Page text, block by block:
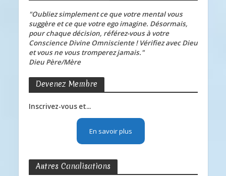
"Oubliez simplement ce que votre mental vous
suggère et ce que votre ego imagine. Désormais,
pour chaque décision, référez-vous à votre
Conscience Divine Omnisciente ! Vérifiez avec Dieu
et vous ne vous tromperez jamais."
Dieu Père/Mère
Devenez Membre
Inscrivez-vous et...
En savoir plus
Autres Canalisations